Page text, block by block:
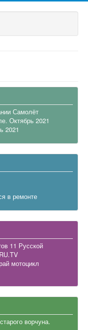
Самолёт
Октябрь 2021
2021
в ремонте
11 Русской
мотоцикл
ворчуна.